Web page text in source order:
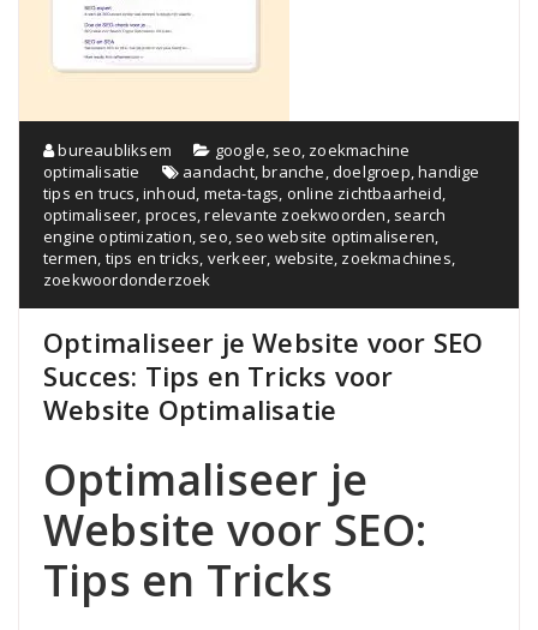
bureaubliksem google, seo, zoekmachine
optimalisatie
aandacht,branche,doelgroep,handige
tips en trucs,inhoud, meta-tags, online zichtbaarheid,
optimaliseer, proces,relevante zoekwoorden, search
engine optimization, seo, seo website optimaliseren,
termen, tips en tricks, verkeer, website, zoekmachines,
zoekwoordonderzoek
Optimaliseer je Website voor SEO
Succes: Tips en Tricks voor
Website Optimalisatie
Optimaliseer je
Website voor SEO:
Tips en Tricks